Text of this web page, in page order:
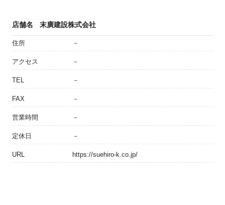
店舗名 末廣建設株式会社
住所 －
アクセス －
TEL －
FAX －
営業時間 －
定休日 －
URL https://suehiro-k.co.jp/